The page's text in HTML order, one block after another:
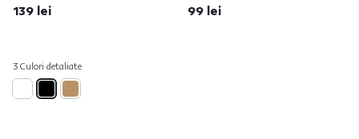
139 lei
3 Culori detaliate
99 lei